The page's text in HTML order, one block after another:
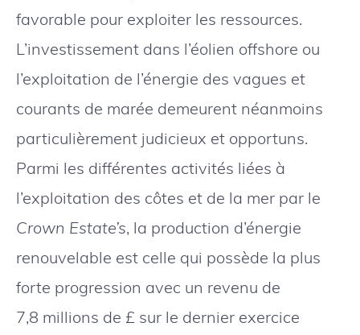
favorable pour exploiter les ressources.
L’investissement dans l’éolien offshore ou
l’exploitation de l’énergie des vagues et
courants de marée demeurent néanmoins
particulièrement judicieux et opportuns.
Parmi les différentes activités liées à
l’exploitation des côtes et de la mer par le
Crown Estate’s, la production d’énergie
renouvelable est celle qui possède la plus
forte progression avec un revenu de
7,8 millions de £ sur le dernier exercice